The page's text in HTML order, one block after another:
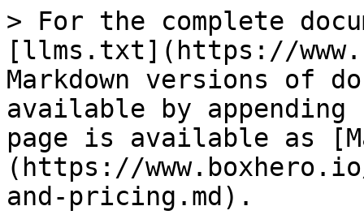
> For the complete
[llms.txt](https://
Markdown versions of
available by
page is available as
(https://
and-pricing.md).